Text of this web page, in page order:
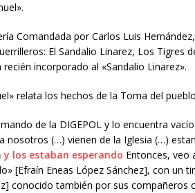
Comandada por Carlos Luis
El Sandalio Linarez, Los Tigres
incorporado al «Sandalio Linarez».
relata los hechos de la Toma del
de la DIGEPOL y lo encuentra
nosotros (…) vienen de la Iglesia (…)
los estaban esperando Entonces, veo
[Efraín Eneas López Sánchez], con un
conocido también por sus compañeros